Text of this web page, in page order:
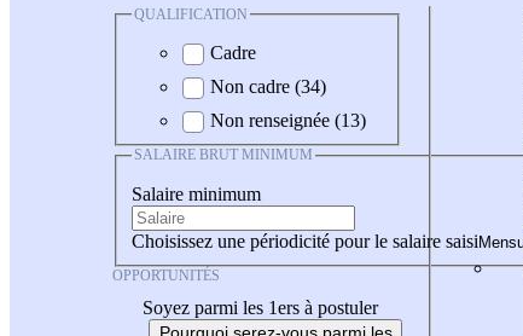
QUALIFICATION
Cadre
Non cadre (34)
Non renseignée (13)
SALAIRE BRUT MINIMUM
Salaire minimum
Choisissez une périodicité pour le salaire saisi
OPPORTUNITÉS
Soyez parmi les 1ers à postuler